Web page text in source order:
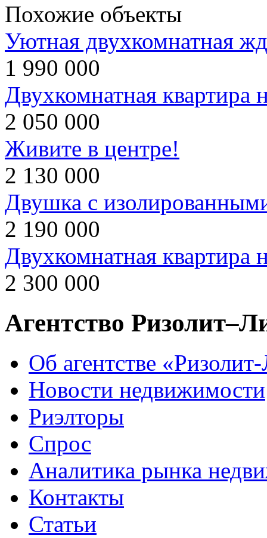
Похожие объекты
Уютная двухкомнатная
1 990 000
Двухкомнатная
2 050 000
Живите в центре!
2 130 000
Двушка с
2 190 000
Двухкомнатная квартира
2 300 000
Агентство
Об агентстве
Новости недвижимости
Риэлторы
Спрос
Аналитика рынка
Контакты
Статьи